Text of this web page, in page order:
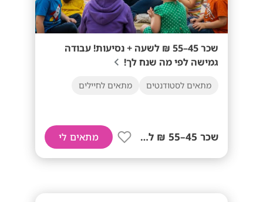
שכר 45–55 ₪ לשעה + נסיעות! עבודה
גמישה לפי מה שנח לך!
מתאים לסטודנטים מתאים לחיילים
שכר 45–55 ₪ לשעה+ נסיעות! מתאים לי